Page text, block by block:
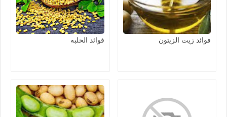
فوائد زيت الزيتون فوائد الحلبه